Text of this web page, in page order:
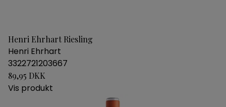
Henri Ehrhart Riesling
Henri Ehrhart
3322721203667
89,95 DKK
Vis produkt